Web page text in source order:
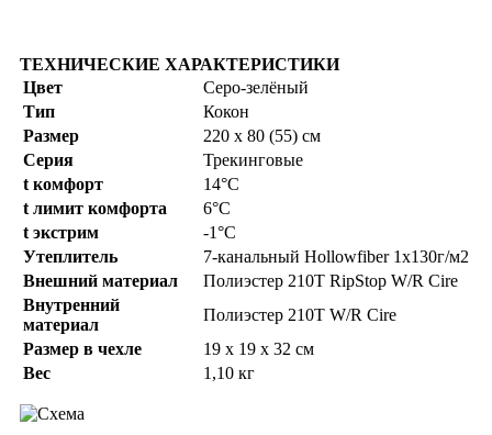
ТЕХНИЧЕСКИЕ ХАРАКТЕРИСТИКИ
Цвет
Серо-зелёный
Тип
Кокон
Размер
220 x 80 (55) см
Серия
Трекинговые
t комфорт
14°C
t лимит комфорта
6°C
t экстрим
-1°C
Утеплитель
7-канальный Hollowfiber 1х130г/м2
Внешний материал
Полиэстер 210T RipStop W/R Cire
Внутренний
материал
Полиэстер 210T W/R Cire
Размер в чехле
19 x 19 x 32 см
Вес
1,10 кг